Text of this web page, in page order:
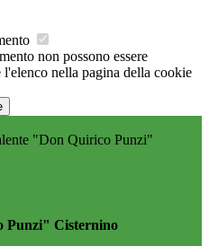
non possono essere
nella pagina della cookie
"Don Quirico Punzi"
Punzi" Cisternino